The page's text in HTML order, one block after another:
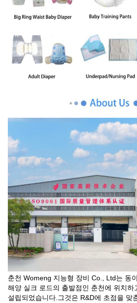
춘천 Womeng 지능형 장비 Co., Ltd는 동
해양 실크 로드의 출발점인 춘천에 위치하
설립되었습니다.그것은 R&D에 초점을 맞